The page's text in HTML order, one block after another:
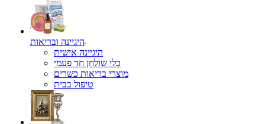
היגיינה ובריאות
היגיינה אישית
כלי שולחן חד פעמי
מוצרי בריאות כשרים
טיפול בבית